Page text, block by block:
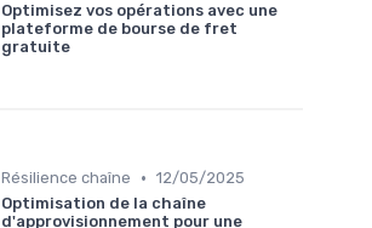
Optimisez vos opérations avec une
plateforme de bourse de fret
gratuite
Résilience chaîne • 12/05/2025
Optimisation de la chaîne
d'approvisionnement pour une